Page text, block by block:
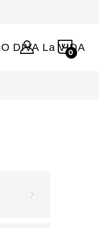
O DIVA La VIDA